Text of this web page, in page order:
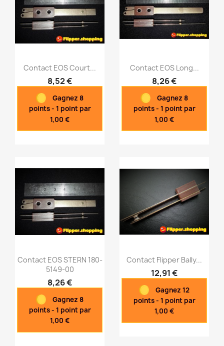
Aperçu rapide
Contact EOS Court...
8,52 €
Gagnez 8
points - 1 point par
1,00 €
Aperçu rapide
Contact EOS Long...
8,26 €
Gagnez 8
points - 1 point par
1,00 €
Aperçu rapide
Contact EOS STERN 180-
5149-00
8,26 €
Gagnez 8
points - 1 point par
1,00 €
Aperçu rapide
Contact Flipper Bally...
12,91 €
Gagnez 12
points - 1 point par
1,00 €